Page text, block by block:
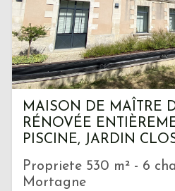
MAISON DE MAÎTRE
RÉNOVÉE
PISCINE, JARDIN
Propriete 530 m² - 6
Mortagne